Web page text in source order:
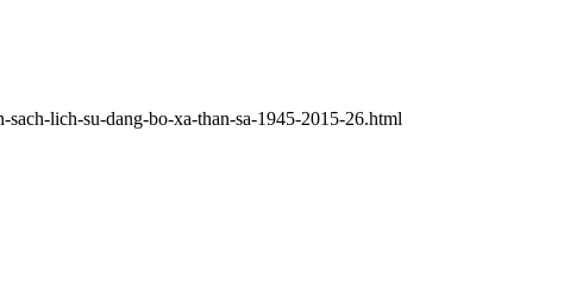
lich-su-dang-bo-xa-than-sa-1945-2015-26.html